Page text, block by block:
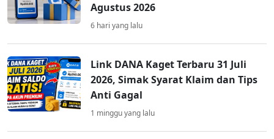
Agustus 2026
6 hari yang lalu
Link DANA Kaget Terbaru 31 Juli
2026, Simak Syarat Klaim dan Tips
Anti Gagal
1 minggu yang lalu